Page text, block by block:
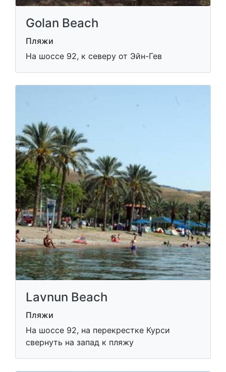
Golan Beach
Пляжи
На шоссе 92, к северу от Эйн-Гев
Lavnun Beach
Пляжи
На шоссе 92, на перекрестке Курси
свернуть на запад к пляжу